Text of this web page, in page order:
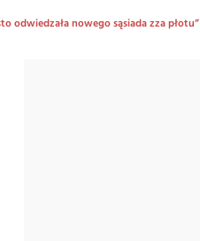
odwiedzała nowego sąsiada zza płotu”